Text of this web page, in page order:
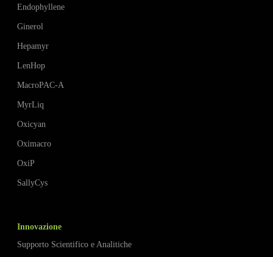
Endophyllene
Ginerol
Hepamyr
LenHop
MacroPAC-A
MyrLiq
Oxicyan
Oximacro
OxiP
SallyCys
Innovazione
Supporto Scientifico e Analitiche